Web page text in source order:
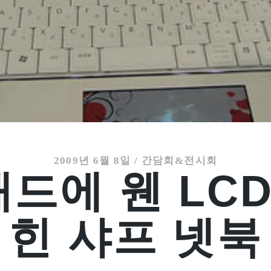
2009년 6월 8일 / 간담회&전시회
드에 웬
힌 샤프 넷북